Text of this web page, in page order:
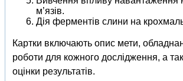
м’язів.
Дія ферментів слини на
Картки включають опис мети,
роботи для кожного дослідження, а
оцінки результатів.